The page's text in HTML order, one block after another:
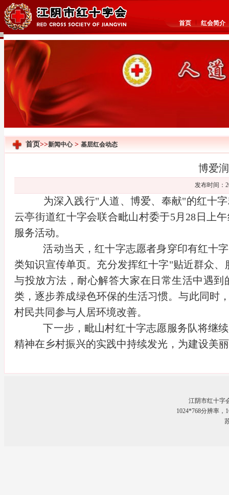
首页 红会简介
首页>>新闻中心> 基层红会动态
博爱
发布时间：
为深入践行"人道、博爱、奉献"的红十
云亭街道红十字会联合毗山村委于5月28日上
服务活动。
活动当天，红十字志愿者身穿印有红十
类知识宣传单页。充分发挥红十字"贴近群众
与投放方法，耐心解答大家在日常生活中遇
类，逐步养成绿色环保的生活习惯。与此同时
村民共同参与人居环境改善。
下一步，毗山村红十字志愿服务队将继
精神在乡村振兴的实践中持续发光，为建设美
江阴市红十字
1024*768分辨率，